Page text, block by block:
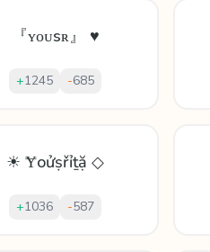
『ʏᴏᴜsʀ』 ♥
+1245 -685
☀ Ɏoửṣřỉṯặ ◇
+1036 -587